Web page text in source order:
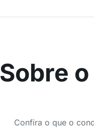
Sobre
Confira o que o